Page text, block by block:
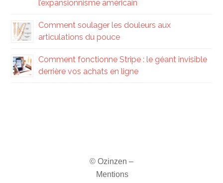
l’expansionnisme américain
Comment soulager les douleurs aux
articulations du pouce
Comment fonctionne Stripe : le géant invisible
derrière vos achats en ligne
© Ozinzen –
Mentions